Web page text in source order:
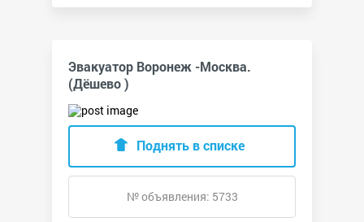
Эвакуатор Воронеж -Москва.
(Дёшево )
Поднять в списке
№ объявления: 5733